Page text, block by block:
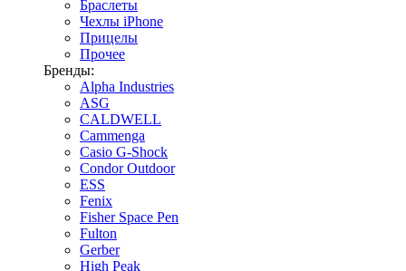
Браслеты
Чехлы iPhone
Прицелы
Прочее
Бренды:
Alpha Industries
ASG
CALDWELL
Cammenga
Casio G-Shock
Condor Outdoor
ESS
Fenix
Fisher Space Pen
Fulton
Gerber
High Peak